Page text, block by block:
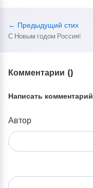
← Предыдущий стих
С Новым годом Россия!
Комментарии ()
Написать комментарий
Автор